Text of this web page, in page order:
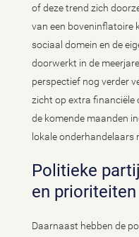
of deze trend zich
van een boveninflatoire
sociaal domein en de
doorwerkt in de
perspectief nog verder
zicht op extra financiële
de komende maanden
lokale onderhandelaars
Politieke partijen: eigen wensen
en prioriteiten
Daarnaast hebben de